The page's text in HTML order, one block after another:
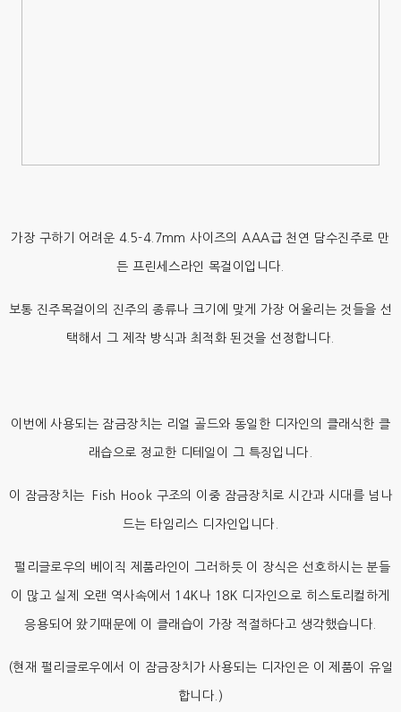
가장 구하기 어려운 4.5-4.7mm 사이즈의 AAA급 천연 담수진주로 만
든 프린세스라인 목걸이입니다.
보통 진주목걸이의 진주의 종류나 크기에 맞게 가장 어울리는 것들을 선
택해서 그 제작 방식과 최적화 된것을 선정합니다.
이번에 사용되는 잠금장치는 리얼 골드와 동일한 디자인의 클래식한 클
래습으로 정교한 디테일이 그 특징입니다.
이 잠금장치는 Fish Hook 구조의 이중 잠금장치로 시간과 시대를 넘나
드는 타임리스 디자인입니다.
펄리글로우의 베이직 제품라인이 그러하듯 이 장식은 선호하시는 분들
이 많고 실제 오랜 역사속에서 14K나 18K 디자인으로 히스토리컬하게
응용되어 왔기때문에 이 클래습이 가장 적절하다고 생각했습니다.
(현재 펄리글로우에서 이 잠금장치가 사용되는 디자인은 이 제품이 유일
합니다.)